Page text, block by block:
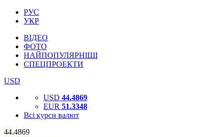
РУС
УКР
ВІДЕО
ФОТО
НАЙПОПУЛЯРНІШІ
СПЕЦПРОЕКТИ
USD
USD 44.4869
EUR 51.3348
Всі курси валют
44.4869